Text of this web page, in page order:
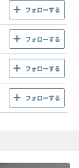
フォローする
フォローする
フォローする
フォローする